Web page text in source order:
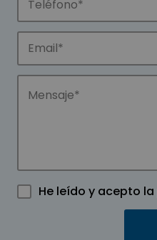
He leído y acepto la